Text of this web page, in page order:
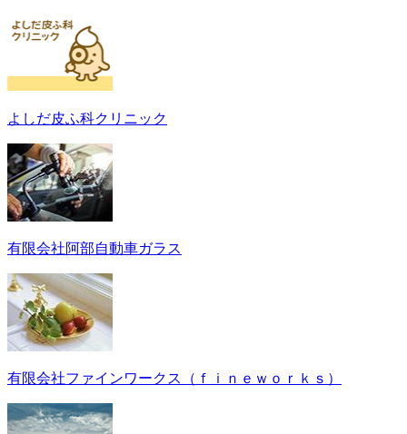
よしだ皮ふ科クリニック
有限会社阿部自動車ガラス
有限会社ファインワークス（ｆｉｎｅｗｏｒｋｓ）